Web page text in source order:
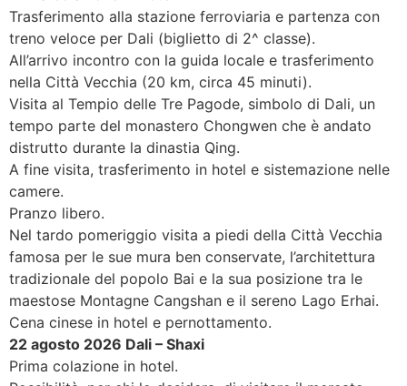
Trasferimento alla stazione ferroviaria e partenza con
treno veloce per Dali (biglietto di 2^ classe).
All’arrivo incontro con la guida locale e trasferimento
nella Città Vecchia (20 km, circa 45 minuti).
Visita al Tempio delle Tre Pagode, simbolo di Dali, un
tempo parte del monastero Chongwen che è andato
distrutto durante la dinastia Qing.
A fine visita, trasferimento in hotel e sistemazione nelle
camere.
Pranzo libero.
Nel tardo pomeriggio visita a piedi della Città Vecchia
famosa per le sue mura ben conservate, l’architettura
tradizionale del popolo Bai e la sua posizione tra le
maestose Montagne Cangshan e il sereno Lago Erhai.
Cena cinese in hotel e pernottamento.
22 agosto 2026 Dali – Shaxi
Prima colazione in hotel.